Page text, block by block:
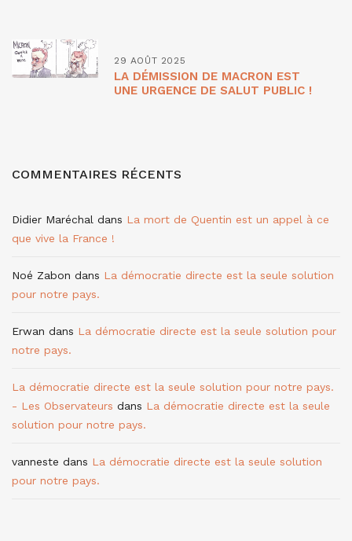
29 AOÛT 2025
LA DÉMISSION DE MACRON EST
UNE URGENCE DE SALUT PUBLIC !
COMMENTAIRES RÉCENTS
Didier Maréchal dans La mort de Quentin est un appel à ce
que vive la France !
Noé Zabon dans La démocratie directe est la seule solution
pour notre pays.
Erwan dans La démocratie directe est la seule solution pour
notre pays.
La démocratie directe est la seule solution pour notre pays.
- Les Observateurs dans La démocratie directe est la seule
solution pour notre pays.
vanneste dans La démocratie directe est la seule solution
pour notre pays.